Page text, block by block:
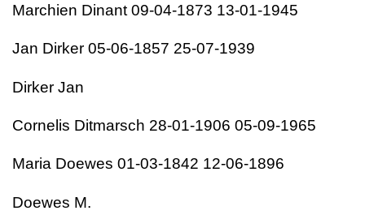
Marchien Dinant 09-04-1873 13-01-1945
Jan Dirker 05-06-1857 25-07-1939
Dirker Jan
Cornelis Ditmarsch 28-01-1906 05-09-1965
Maria Doewes 01-03-1842 12-06-1896
Doewes M.